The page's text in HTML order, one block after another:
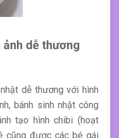
ảnh dễ thương
dễ thương với hình
bánh sinh nhật công
tạo hình chibi (hoạt
cũng được các bé gái